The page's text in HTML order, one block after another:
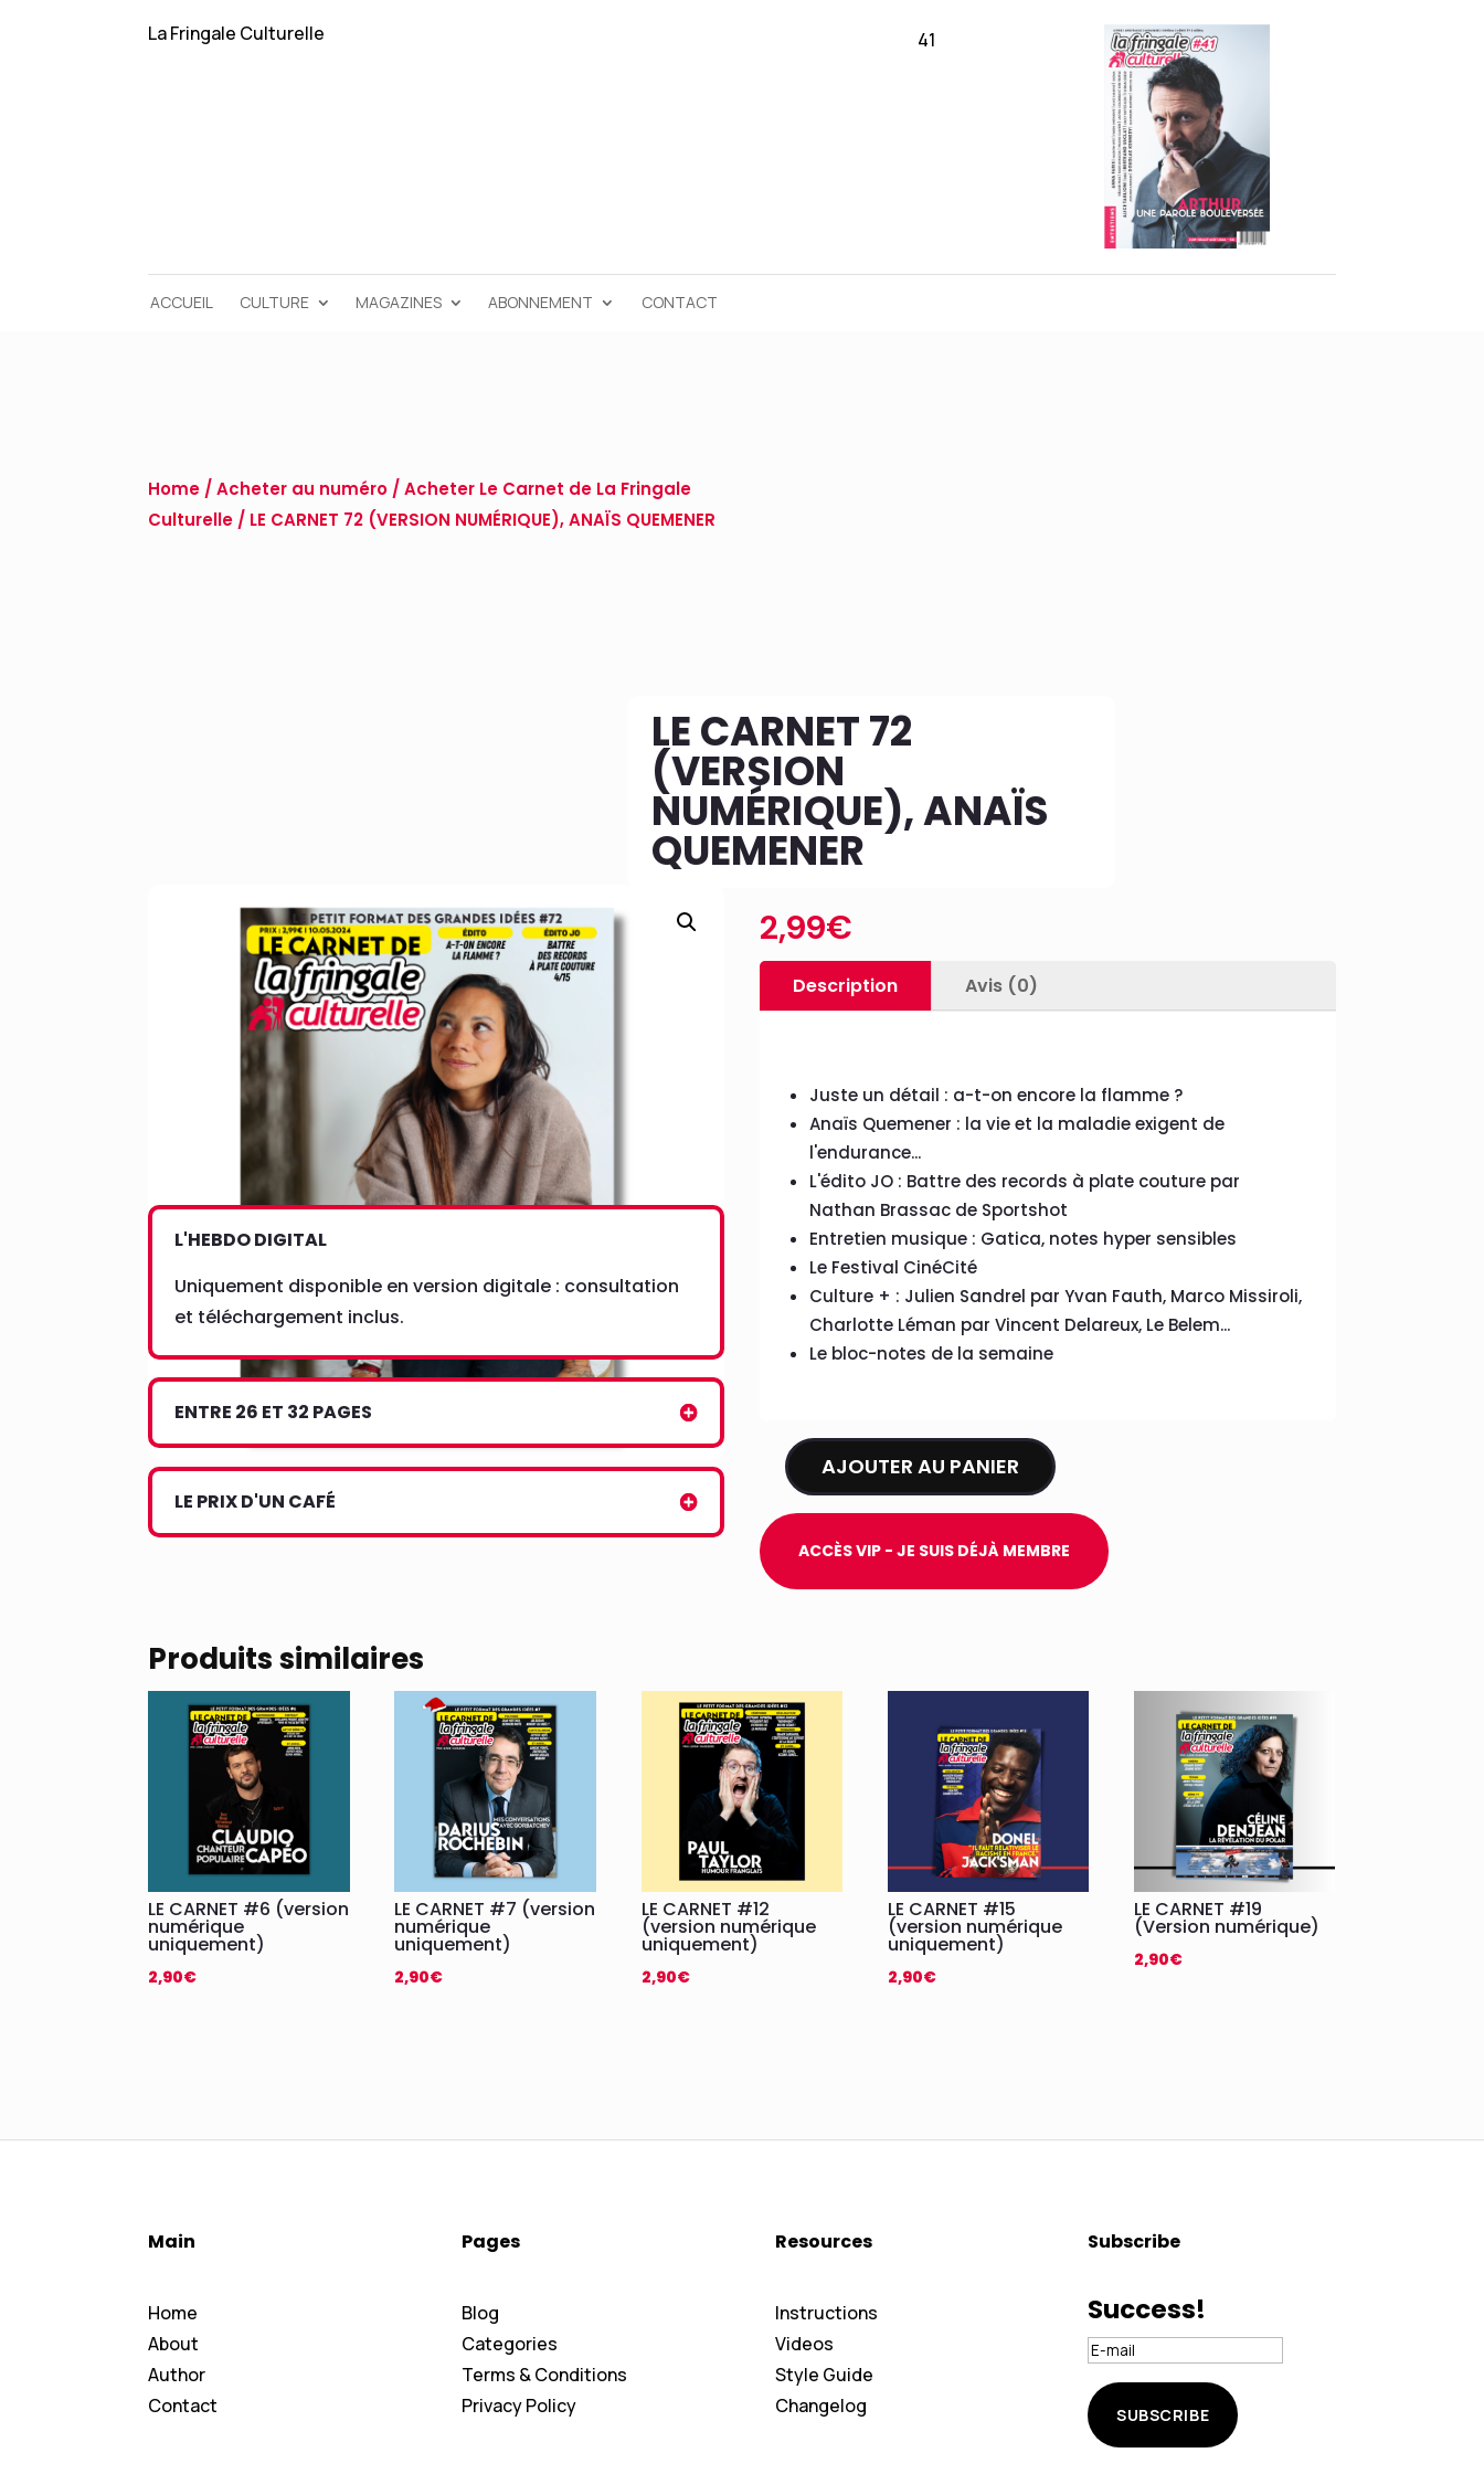
La Fringale Culturelle 41
ACCUEIL CULTURE MAGAZINES ABONNEMENT CONTACT
Home /Acheter au numéro /Acheter Le Carnet de La Fringale
Culturelle / LE CARNET 72 (VERSION NUMÉRIQUE), ANAÏS QUEMENER
L'HEBDO DIGITAL
Uniquement disponible en version digitale : consultation
et téléchargement inclus.
ENTRE 26 ET 32 PAGES
LE PRIX D'UN CAFÉ
LE CARNET 72
(VERSION
NUMÉRIQUE), ANAÏS
QUEMENER
2,99€
Description Avis (0)
Juste un détail : a-t-on encore la flamme ?
Anaïs Quemener : la vie et la maladie exigent de
l'endurance...
L'édito JO : Battre des records à plate couture par
Nathan Brassac de Sportshot
Entretien musique : Gatica, notes hyper sensibles
Le Festival CinéCité
Culture + : Julien Sandrel par Yvan Fauth, Marco Missiroli,
Charlotte Léman par Vincent Delareux, Le Belem...
Le bloc-notes de la semaine
quantité
de
LE
CARNET
ANAÏS
QUEMENER
AJOUTER AU PANIER
ACCÈS VIP - JE SUIS DÉJÀ MEMBRE
Produits similaires
LE CARNET #6 (version
numérique
uniquement)
2,90€
LE CARNET #7 (version
numérique
uniquement)
2,90€
LE CARNET #12
(version numérique
uniquement)
2,90€
LE CARNET #15
(version numérique
uniquement)
2,90€
LE CARNET #19
(Version numérique)
2,90€
Main
Home
About
Author
Contact
Pages
Blog
Categories
Terms & Conditions
Privacy Policy
Resources
Instructions
Videos
Style Guide
Changelog
Subscribe
Success!
SUBSCRIBE